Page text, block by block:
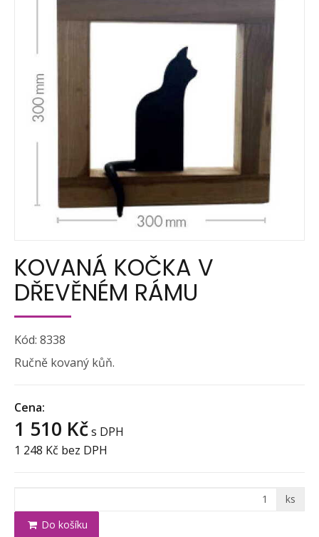
KOVANÁ KOČKA V
DŘEVĚNÉM RÁMU
Kód: 8338
Ručně kovaný kůň.
Cena:
1 510 Kčs DPH
1 248 Kč bez DPH
ks
Do košíku